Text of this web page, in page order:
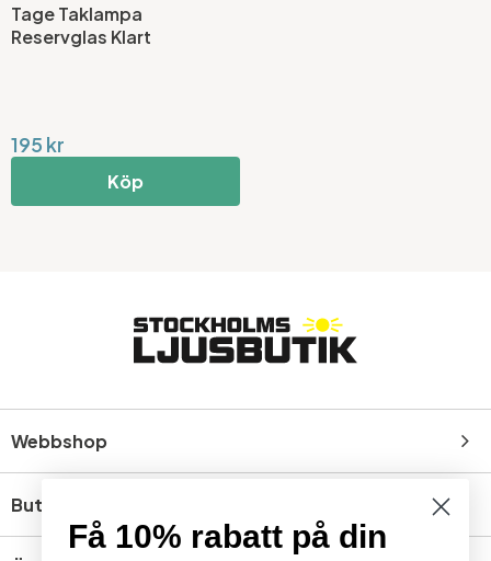
Tage Taklampa
Reservglas Klart
195 kr
Köp
Webbshop
Butik
Få 10% rabatt på din